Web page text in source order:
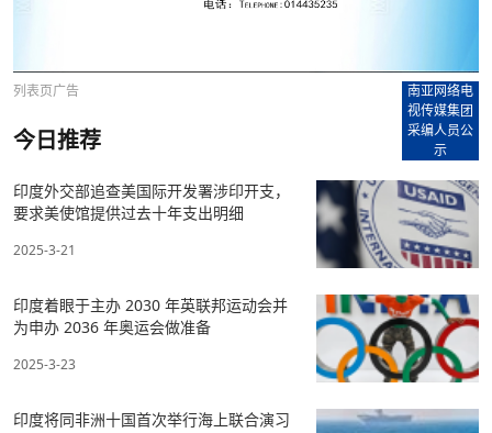
列表页广告
南亚网络电
视传媒集团
采编人员公
示
今日推荐
印度外交部追查美国际开发署涉印开支，
要求美使馆提供过去十年支出明细
2025-3-21
印度着眼于主办 2030 年英联邦运动会并
为申办 2036 年奥运会做准备
2025-3-23
印度将同非洲十国首次举行海上联合演习